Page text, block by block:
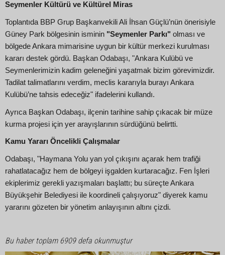
Seymenler Kültürü ve Kültürel Miras
Toplantıda BBP Grup Başkanvekili Ali İhsan Güçlü’nün önerisiyle
Güney Park bölgesinin isminin "Seymenler Parkı" olması ve
bölgede Ankara mimarisine uygun bir kültür merkezi kurulması
kararı destek gördü. Başkan Odabaşı, "Ankara Kulübü ve
Seymenlerimizin kadim geleneğini yaşatmak bizim görevimizdir.
Tadilat talimatlarını verdim, meclis kararıyla burayı Ankara
Kulübü’ne tahsis edeceğiz" ifadelerini kullandı.
Ayrıca Başkan Odabaşı, ilçenin tarihine sahip çıkacak bir müze
kurma projesi için yer arayışlarının sürdüğünü belirtti.
Kamu Yararı Öncelikli Çalışmalar
Odabaşı, "Haymana Yolu yan yol çıkışını açarak hem trafiği
rahatlatacağız hem de bölgeyi işgalden kurtaracağız. Fen İşleri
ekiplerimiz gerekli yazışmaları başlattı; bu süreçte Ankara
Büyükşehir Belediyesi ile koordineli çalışıyoruz" diyerek kamu
yararını gözeten bir yönetim anlayışının altını çizdi.
Bu haber toplam 6909 defa okunmuştur